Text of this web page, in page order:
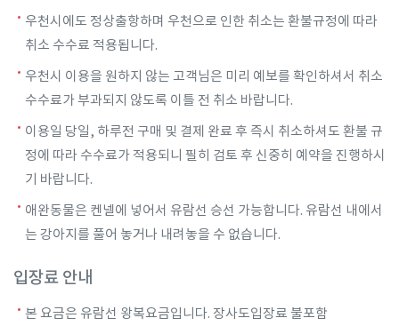
우천시에도 정상출항하며 우천으로 인한 취소는 환불규정에 따라
취소 수수료 적용됩니다.
우천시 이용을 원하지 않는 고객님은 미리 예보를 확인하셔서 취소
수수료가 부과되지 않도록 이틀 전 취소 바랍니다.
이용일 당일, 하루전 구매 및 결제 완료 후 즉시 취소하셔도 환불 규
정에 따라 수수료가 적용되니 필히 검토 후 신중히 예약을 진행하시
기 바랍니다.
애완동물은 켄넬에 넣어서 유람선 승선 가능합니다. 유람선 내에서
는 강아지를 풀어 놓거나 내려놓을 수 없습니다.
입장료 안내
본 요금은 유람선 왕복요금입니다. 장사도입장료 불포함